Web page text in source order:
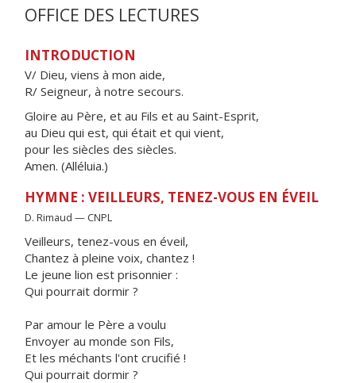
OFFICE DES LECTURES
INTRODUCTION
V/ Dieu, viens à mon aide,
R/ Seigneur, à notre secours.
Gloire au Père, et au Fils et au Saint-Esprit,
au Dieu qui est, qui était et qui vient,
pour les siècles des siècles.
Amen. (Alléluia.)
HYMNE : VEILLEURS, TENEZ-VOUS EN ÉVEIL
D. Rimaud — CNPL
Veilleurs, tenez-vous en éveil,
Chantez à pleine voix, chantez !
Le jeune lion est prisonnier :
Qui pourrait dormir ?
Par amour le Père a voulu
Envoyer au monde son Fils,
Et les méchants l'ont crucifié !
Qui pourrait dormir ?